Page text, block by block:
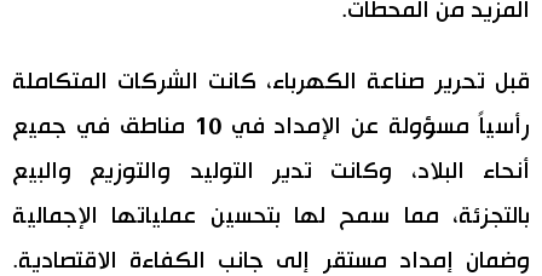
المزيد من المحطات.
قبل تحرير صناعة الكهرباء، كانت الشركات المتكاملة
رأسياً مسؤولة عن الإمداد في 10 مناطق في جميع
أنحاء البلاد، وكانت تدير التوليد والتوزيع والبيع
بالتجزئة، مما سمح لها بتحسين عملياتها الإجمالية
وضمان إمداد مستقر إلى جانب الكفاءة الاقتصادية.